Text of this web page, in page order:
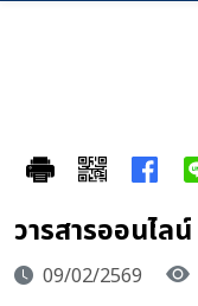
วารสารออนไลน์
09/02/2569